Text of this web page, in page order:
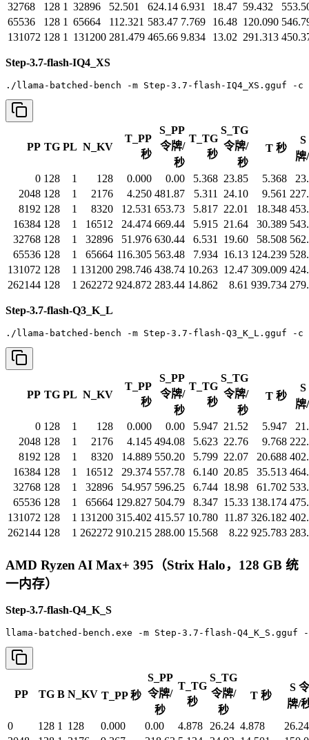
32768
128 1 32896 52.501 624.14 6.931 18.47 59.432
65536
128 1 65664 112.321 583.47 7.769 16.48 120.090
131072 128 1 131200 281.479 465.66 9.834 13.02 291.313
Step-3.7-flash-IQ4_XS
./llama-batched-bench -m Step-3.7-flash-IQ4_XS.gguf -c
PP TG PL N_KV
T_PP
秒
S_PP
令牌/
秒
T_TG
秒
S_TG
令牌/
秒
T 秒
S
牌
0 128 1 128 0.000 0.00 5.368 23.85 5.368
2048 128 1 2176 4.250 481.87 5.311 24.10 9.561
8192 128 1 8320 12.531 653.73 5.817 22.01 18.348
16384 128 1 16512 24.474 669.44 5.915 21.64 30.389
32768 128 1 32896 51.976 630.44 6.531 19.60 58.508
65536 128 1 65664 116.305 563.48 7.934 16.13 124.239
131072 128 1 131200 298.746 438.74 10.263 12.47 309.009
262144 128 1 262272 924.872 283.44 14.862 8.61 939.734
Step-3.7-flash-Q3_K_L
./llama-batched-bench -m Step-3.7-flash-Q3_K_L.gguf -c
PP TG PL N_KV
T_PP
秒
S_PP
令牌/
秒
T_TG
秒
S_TG
令牌/
秒
T 秒
S
牌
0 128 1 128 0.000 0.00 5.947 21.52 5.947
2048 128 1 2176 4.145 494.08 5.623 22.76 9.768
8192 128 1 8320 14.889 550.20 5.799 22.07 20.688
16384 128 1 16512 29.374 557.78 6.140 20.85 35.513
32768 128 1 32896 54.957 596.25 6.744 18.98 61.702
65536 128 1 65664 129.827 504.79 8.347 15.33 138.174
131072 128 1 131200 315.402 415.57 10.780 11.87 326.182
262144 128 1 262272 910.215 288.00 15.568 8.22 925.783
AMD Ryzen AI Max+ 395（Strix Halo，128 GB 统
一内存）
Step-3.7-flash-Q4_K_S
llama-batched-bench.exe -m Step-3.7-flash-
PP TG B N_KV T_PP 秒
S_PP
令牌/
秒
T_TG
秒
S_TG
令牌/
秒
T 秒
S 令
牌/
0
128 1 128 0.000 0.00 4.878 26.24 4.878
26.24